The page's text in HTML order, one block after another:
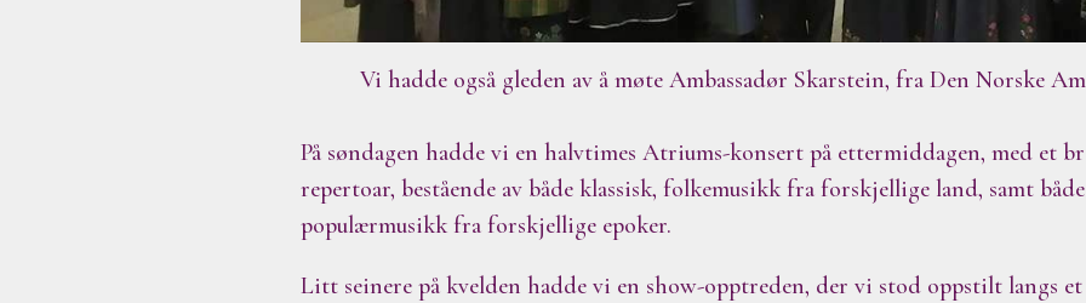
Vi hadde også gleden av å møte Ambassadør Skarstein, fra Den Norske
På søndagen hadde vi en halvtimes Atriums-konsert på ettermiddagen, med et
repertoar, bestående av både klassisk, folkemusikk fra forskjellige land, samt
populærmusikk fra forskjellige epoker.
Litt seinere på kvelden hadde vi en show-opptreden, der vi stod oppstilt langs